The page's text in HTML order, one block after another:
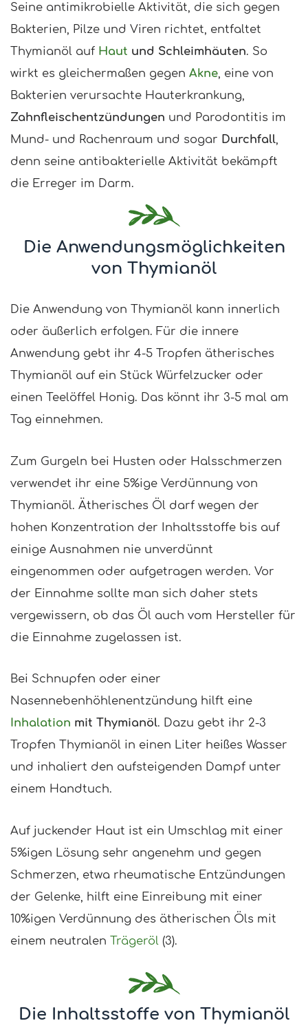
Seine antimikrobielle Aktivität, die sich gegen
Bakterien, Pilze und Viren richtet, entfaltet
Thymianöl auf Haut und Schleimhäuten. So
wirkt es gleichermaßen gegen Akne, eine von
Bakterien verursachte Hauterkrankung,
Zahnfleischentzündungen und Parodontitis im
Mund- und Rachenraum und sogar Durchfall,
denn seine antibakterielle Aktivität bekämpft
die Erreger im Darm.
Die Anwendungsmöglichkeiten
von Thymianöl
Die Anwendung von Thymianöl kann innerlich
oder äußerlich erfolgen. Für die innere
Anwendung gebt ihr 4-5 Tropfen ätherisches
Thymianöl auf ein Stück Würfelzucker oder
einen Teelöffel Honig. Das könnt ihr 3-5 mal am
Tag einnehmen.
Zum Gurgeln bei Husten oder Halsschmerzen
verwendet ihr eine 5%ige Verdünnung von
Thymianöl. Ätherisches Öl darf wegen der
hohen Konzentration der Inhaltsstoffe bis auf
einige Ausnahmen nie unverdünnt
eingenommen oder aufgetragen werden. Vor
der Einnahme sollte man sich daher stets
vergewissern, ob das Öl auch vom Hersteller für
die Einnahme zugelassen ist.
Bei Schnupfen oder einer
Nasennebenhöhlenentzündung hilft eine
Inhalation mit Thymianöl. Dazu gebt ihr 2-3
Tropfen Thymianöl in einen Liter heißes Wasser
und inhaliert den aufsteigenden Dampf unter
einem Handtuch.
Auf juckender Haut ist ein Umschlag mit einer
5%igen Lösung sehr angenehm und gegen
Schmerzen, etwa rheumatische Entzündungen
der Gelenke, hilft eine Einreibung mit einer
10%igen Verdünnung des ätherischen Öls mit
einem neutralen Trägeröl (3).
Die Inhaltsstoffe von Thymianöl